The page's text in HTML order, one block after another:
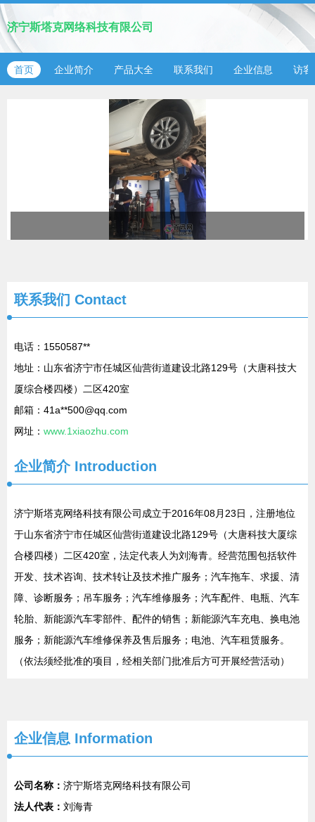
济宁斯塔克网络科技有限公司
首页 企业简介 产品大全 联系我们 企业信息 访客
联系我们 Contact
电话：1550587**
地址：山东省济宁市任城区仙营街道建设北路129号（大唐科技大
厦综合楼四楼）二区420室
邮箱：41a**500@qq.com
网址： www.1xiaozhu.com
企业简介Introduction
济宁斯塔克网络科技有限公司成立于2016年08月23日，注册地位
于山东省济宁市任城区仙营街道建设北路129号（大唐科技大厦综
合楼四楼）二区420室，法定代表人为刘海青。经营范围包括软件
开发、技术咨询、技术转让及技术推广服务；汽车拖车、求援、清
障、诊断服务；吊车服务；汽车维修服务；汽车配件、电瓶、汽车
轮胎、新能源汽车零部件、配件的销售；新能源汽车充电、换电池
服务；新能源汽车维修保养及售后服务；电池、汽车租赁服务。
（依法须经批准的项目，经相关部门批准后方可开展经营活动）
企业信息 Information
公司名称： 济宁斯塔克网络科技有限公司
法人代表： 刘海青